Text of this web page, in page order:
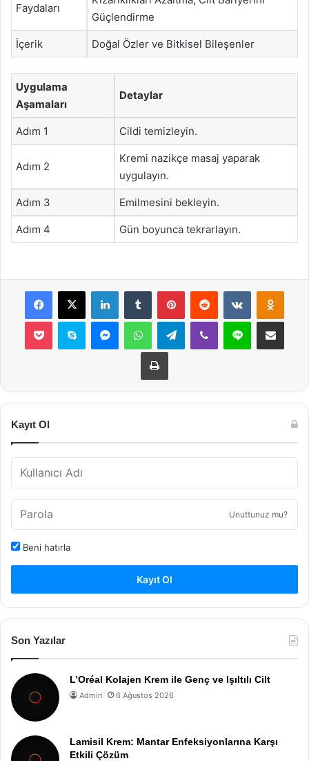
Faydaları
Güçlendirme
İçerik Doğal Özler ve Bitkisel Bileşenler
Uygulama
Aşamaları
Detaylar
Adım 1 Cildi temizleyin.
Adım 2
Kremi nazikçe masaj yaparak
uygulayın.
Adım 3 Emilmesini bekleyin.
Adım 4 Gün boyunca tekrarlayın.
Facebook
X LinkedInTumblr PinterestReddit VKontakte
Pocket Skype MessengerWhatsAppTelegramViber Line E-Posta ile
Yazdır
Kayıt Ol
Unuttunuz mu?
Beni hatırla
Kayıt Ol
Son Yazılar
L’Oréal Kolajen Krem ile Genç ve Işıltılı Cilt
Admin 6 Ağustos 2026
Lamisil Krem: Mantar Enfeksiyonlarına Karşı
Etkili Çözüm